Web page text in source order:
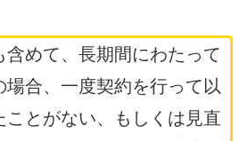
めて、長期間にわたって
合、一度契約を行って以
ことがない、もしくは見直